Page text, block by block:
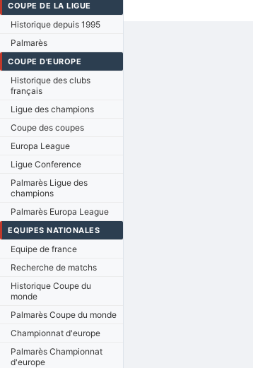
COUPE DE LA LIGUE
Historique depuis 1995
Palmarès
COUPE D'EUROPE
Historique des clubs
français
Ligue des champions
Coupe des coupes
Europa League
Ligue Conference
Palmarès Ligue des
champions
Palmarès Europa League
EQUIPES NATIONALES
Equipe de france
Recherche de matchs
Historique Coupe du
monde
Palmarès Coupe du monde
Championnat d'europe
Palmarès Championnat
d'europe